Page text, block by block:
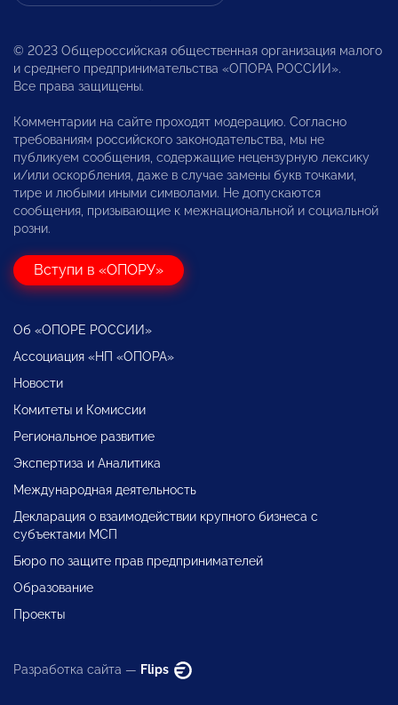
© 2023 Общероссийская общественная организация малого
и среднего предпринимательства «ОПОРА РОССИИ».
Все права защищены.
Комментарии на сайте проходят модерацию. Согласно
требованиям российского законодательства, мы не
публикуем сообщения, содержащие нецензурную лексику
и/или оскорбления, даже в случае замены букв точками,
тире и любыми иными символами. Не допускаются
сообщения, призывающие к межнациональной и социальной
розни.
Вступи в «ОПОРУ»
Об «ОПОРЕ РОССИИ»
Ассоциация «НП «ОПОРА»
Новости
Комитеты и Комиссии
Региональное развитие
Экспертиза и Аналитика
Международная деятельность
Декларация о взаимодействии крупного бизнеса с
субъектами МСП
Бюро по защите прав предпринимателей
Образование
Проекты
Разработка сайта — Flips